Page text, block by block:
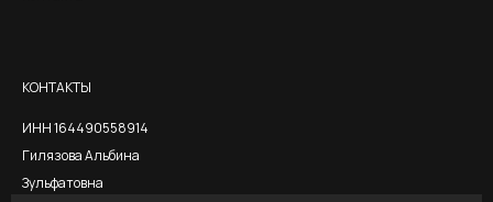
КОНТАКТЫ
ИНН 164490558914
Гилязова Альбина
Зульфатовна